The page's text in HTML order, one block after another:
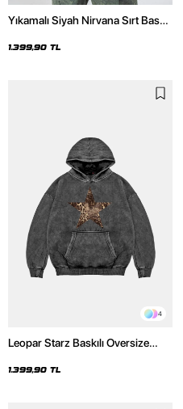
Yıkamalı Siyah Nirvana Sırt Baskılı
1.399,90 TL
4
Leopar Starz Baskılı Oversize
Hoodie
1.399,90 TL